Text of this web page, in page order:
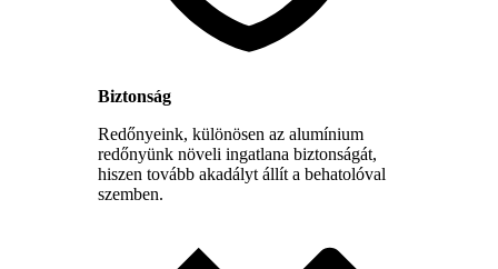
Biztonság
Redőnyeink, különösen az alumínium
redőnyünk növeli ingatlana biztonságát,
hiszen tovább akadályt állít a behatolóval
szemben.